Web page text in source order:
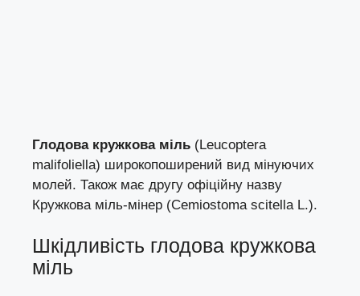
Глодова кружкова міль (Leucoptera
malifoliella) широкопоширений вид мінуючих
молей. Також має другу офіційну назву
Кружкова міль-мінер (Cemiostoma scitella L.).
Шкідливість глодова кружкова
міль